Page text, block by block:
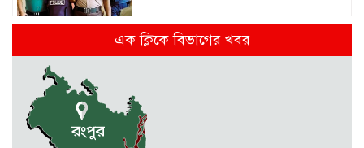
রাজশাহীতে স্কুলের ৬ তলা থেকে লাফ
দিয়ে শিক্ষার্থীর মৃত্যু
দুর্গাপুরে ৪০ বোতল ভারতীয় মদসহ
আটক ২
এক ক্লিকে বিভাগের খবর